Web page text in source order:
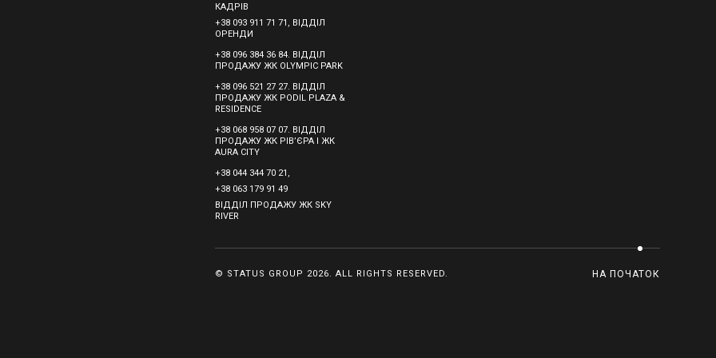
КАДРІВ
+38 093 911 71 71, ВІДДІЛ
ОРЕНДИ
+38 096 384 36 84. ВІДДІЛ
ПРОДАЖУ ЖК OLYMPIC PARK
+38 096 521 27 27. ВІДДІЛ
ПРОДАЖУ ЖК PODIL PLAZA &
RESIDENCE
+38 068 958 07 07. ВІДДІЛ
ПРОДАЖУ ЖК РІВ’ЄРА І ЖК
AURA CITY
+38 044 344 70 21,
+38 063 179 91 49
ВІДДІЛ ПРОДАЖУ ЖК SKY
RIVER
© STATUS GROUP 2026. ALL RIGHTS RESERVED. НА ПОЧАТОК